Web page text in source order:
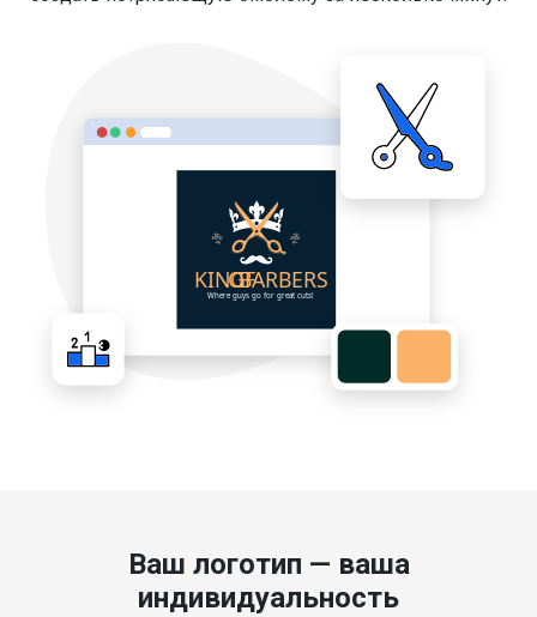
Ваш логотип — ваша
индивидуальность